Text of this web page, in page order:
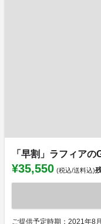
「早割」ラフィア
¥35,550 (税込/送料込)
ご提供予定時期：2021年8